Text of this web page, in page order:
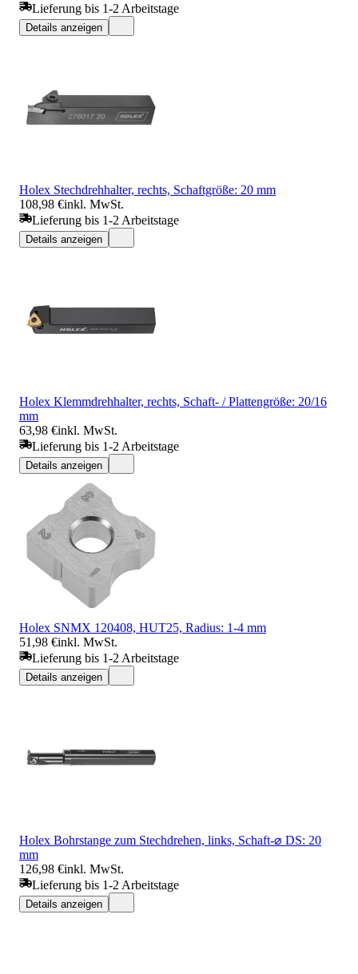
Lieferung bis 1-2 Arbeitstage
Details anzeigen
Holex Stechdrehhalter, rechts, Schaftgröße: 20 mm
108,98 €inkl. MwSt.
Lieferung bis 1-2 Arbeitstage
Details anzeigen
Holex Klemmdrehhalter, rechts, Schaft- / Plattengröße: 20/16
mm
63,98 €inkl. MwSt.
Lieferung bis 1-2 Arbeitstage
Details anzeigen
Holex SNMX 120408, HUT25, Radius: 1-4 mm
51,98 €inkl. MwSt.
Lieferung bis 1-2 Arbeitstage
Details anzeigen
Holex Bohrstange zum Stechdrehen, links, Schaft-⌀ DS: 20
mm
126,98 €inkl. MwSt.
Lieferung bis 1-2 Arbeitstage
Details anzeigen